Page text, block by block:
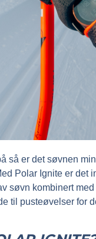
så er det søvnen
Polar Ignite er
søvn kombinert
til pusteøvelser for